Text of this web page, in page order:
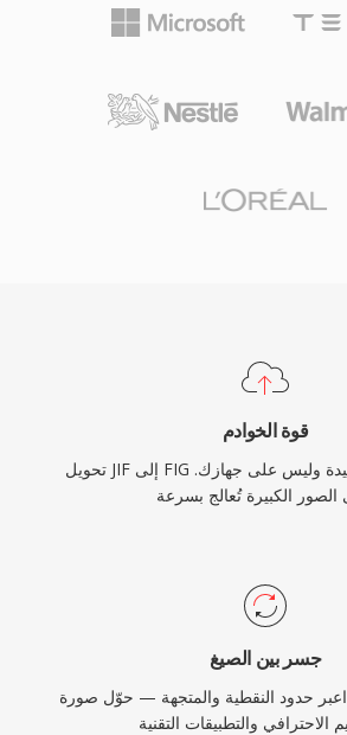
قوة الخوادم
تحويل JIF إلى FIG يتم على خوادم بعيدة وليس على جهازك.
جسر بين الصيغ
اعبر حدود النقطية والمتجهة — حوّل صورة JIF إلى صيغة FIG